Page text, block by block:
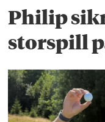
Philip
storspill